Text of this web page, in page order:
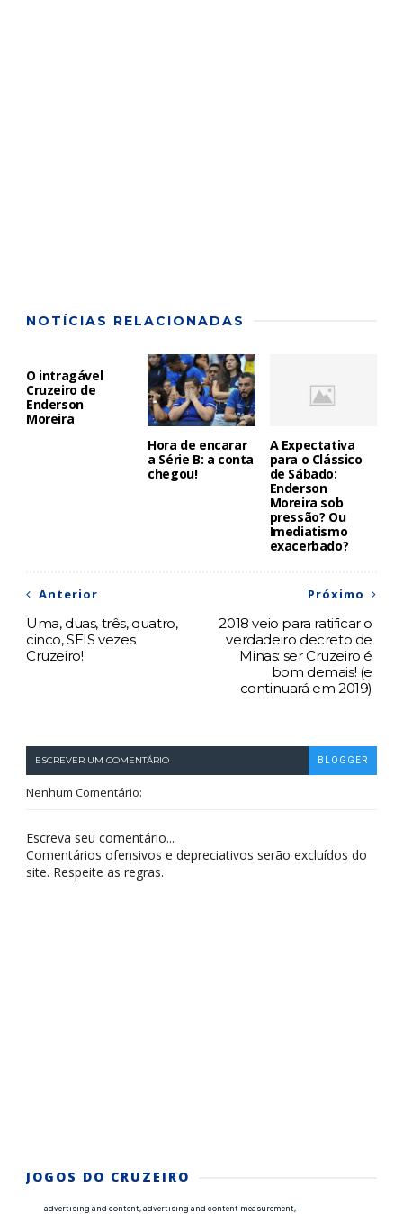
NOTÍCIAS RELACIONADAS
O intragável
Cruzeiro de
Enderson
Moreira
Hora de encarar
a Série B: a conta
chegou!
A Expectativa
para o Clássico
de Sábado:
Enderson
Moreira sob
pressão? Ou
Imediatismo
exacerbado?
Próximo
2018 veio para ratificar o
verdadeiro decreto de
Minas: ser Cruzeiro é
bom demais! (e
continuará em 2019)
Anterior
Uma, duas, três, quatro,
cinco, SEIS vezes
Cruzeiro!
ESCREVER UM COMENTÁRIO BLOGGER
Nenhum Comentário:
Escreva seu comentário...
Comentários ofensivos e depreciativos serão excluídos do
site. Respeite as regras.
JOGOS DO CRUZEIRO